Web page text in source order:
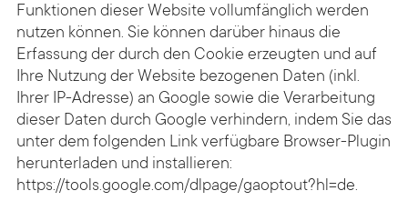
Funktionen dieser Website vollumfänglich werden
nutzen können. Sie können darüber hinaus die
Erfassung der durch den Cookie erzeugten und auf
Ihre Nutzung der Website bezogenen Daten (inkl.
Ihrer IP-Adresse) an Google sowie die Verarbeitung
dieser Daten durch Google verhindern, indem Sie das
unter dem folgenden Link verfügbare Browser-Plugin
herunterladen und installieren:
https://tools.google.com/dlpage/gaoptout?hl=de.